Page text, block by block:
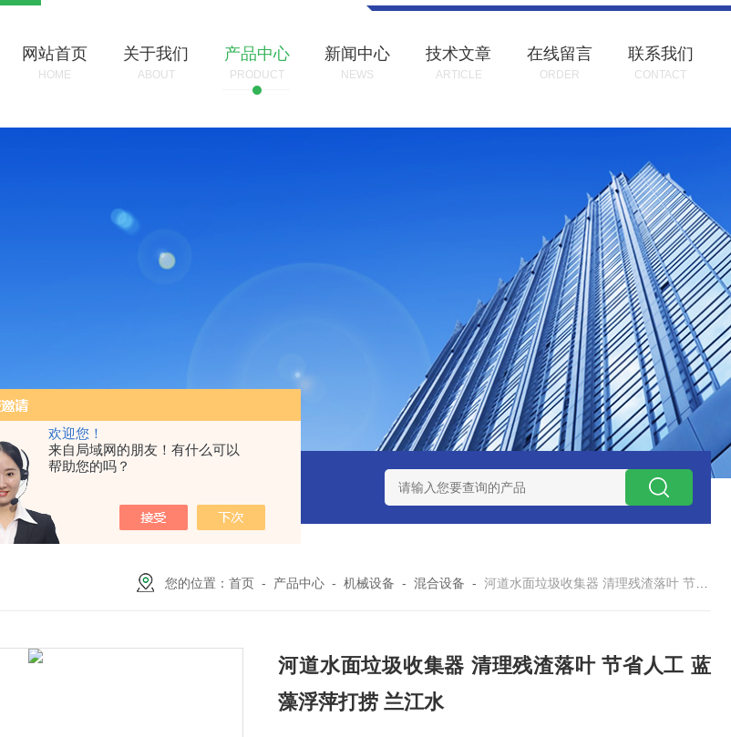
欢迎您！
来自局域网的朋友！有什么可以
帮助您的吗？
网站首页
HOME
关于我们
ABOUT
产品中心
PRODUCT
新闻中心
NEWS
技术文章
ARTICLE
在线留言
ORDER
联系我们
CONTACT
周边传动半桥式刮泥机安装 周边传动半桥式刮泥机选型 周边传动半桥式刮泥机
您的位置：首页 - 产品中心 -机械设备 -混合设备 -河道水面垃圾收集器 清理残渣落叶 节省人工 蓝藻浮萍打捞 兰江水
河道水面垃圾收集器 清理残渣落叶 节省人工 蓝
藻浮萍打捞 兰江水